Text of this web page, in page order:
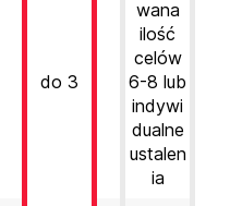
do 3
wana
ilość
celów
6-8 lub
indywi
dualne
ustalen
ia